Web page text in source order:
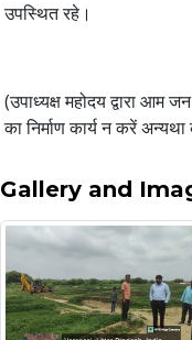
उपस्थित रहे।
(उपाध्यक्ष महोदय द्वारा आम
का निर्माण कार्य न करें
Gallery and